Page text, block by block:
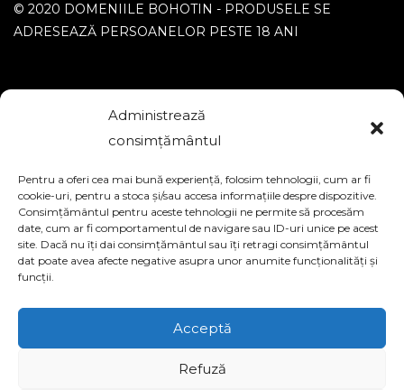
Administrează
consimțământul
Pentru a oferi cea mai bună experiență, folosim tehnologii, cum ar fi
cookie-uri, pentru a stoca și/sau accesa informațiile despre dispozitive.
Consimțământul pentru aceste tehnologii ne permite să procesăm
date, cum ar fi comportamentul de navigare sau ID-uri unice pe acest
site. Dacă nu îți dai consimțământul sau îți retragi consimțământul
dat poate avea afecte negative asupra unor anumite funcționalități și
funcții.
Acceptă
Refuză
© 2020 DOMENIILE BOHOTIN - PRODUSELE SE
ADRESEAZĂ PERSOANELOR PESTE 18 ANI